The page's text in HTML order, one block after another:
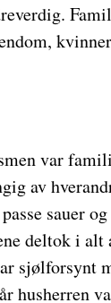
var
av
sauer
deltok i alt
sjølforsynt
husherren